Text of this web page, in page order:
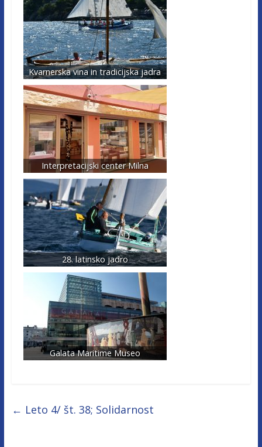
Kvarnerska vina in tradicijska jadra
Interpretacijski center Milna
28. latinsko jadro
Galata Maritime Museo
← Leto 4/ št. 38; Solidarnost